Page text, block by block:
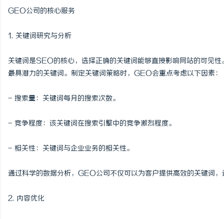
GEO公司的核心服务
1. 关键词研究与分析
关键词是SEO的核心，选择正确的关键词能够直接影响网站的可见
最具潜力的关键词。制定关键词策略时，GEO会重点考虑以下因素：
- 搜索量：关键词每月的搜索次数。
- 竞争程度：该关键词在搜索引擎中的竞争激烈程度。
- 相关性：关键词与企业业务的相关性。
通过科学的数据分析，GEO公司不仅可以为客户提供高效的关键词
2. 内容优化